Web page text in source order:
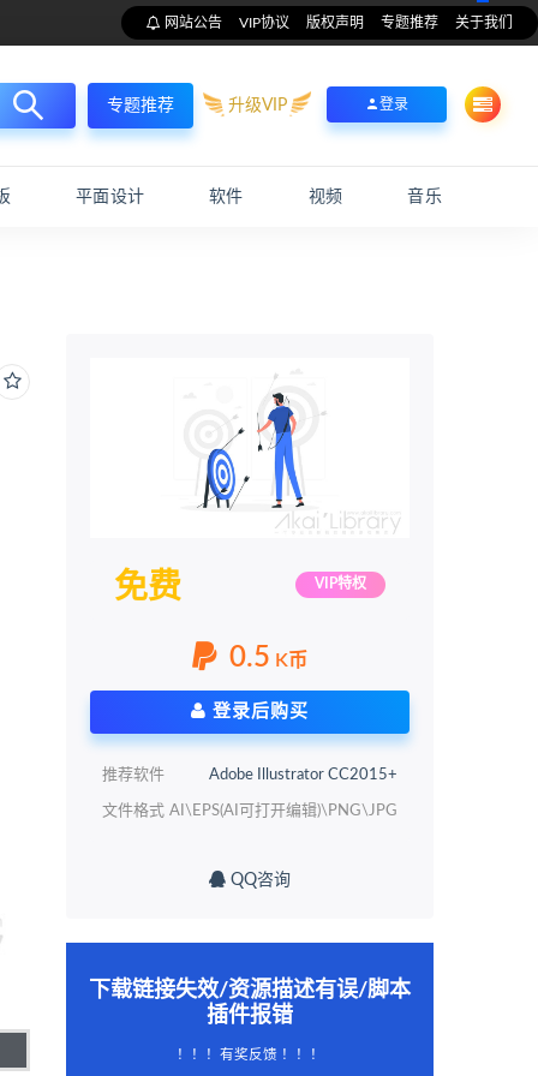
网站公告 VIP协议 版权声明 专题推荐 关于我们
专题推荐 升级VIP 登录
平面设计 软件 视频 音乐
免费 VIP特权
0.5 K币
登录后购买
推荐软件 Adobe Illustrator CC2015+
文件格式 AI\EPS(AI可打开编辑)\PNG\JPG
QQ咨询
下载链接失效/资源描述有误/脚本
插件报错
！！！有奖反馈 ！！！